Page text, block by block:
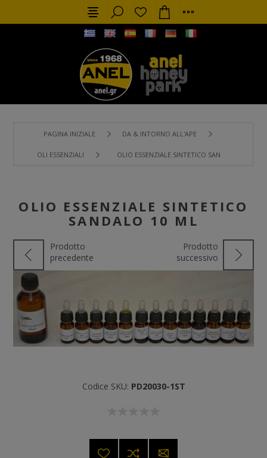
PAGINA INIZIALE DA & INTORNO ALL'APE
OLI ESSENZIALI OLIO ESSENZIALE SINTETICO SANDALO 10 ML
OLIO ESSENZIALE SINTETICO
SANDALO 10 ML
Prodotto
precedente
Prodotto
successivo
Codice SKU: PD20030-1ST